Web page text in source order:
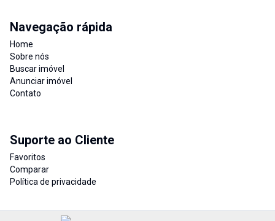
Navegação rápida
Home
Sobre nós
Buscar imóvel
Anunciar imóvel
Contato
Suporte ao Cliente
Favoritos
Comparar
Política de privacidade